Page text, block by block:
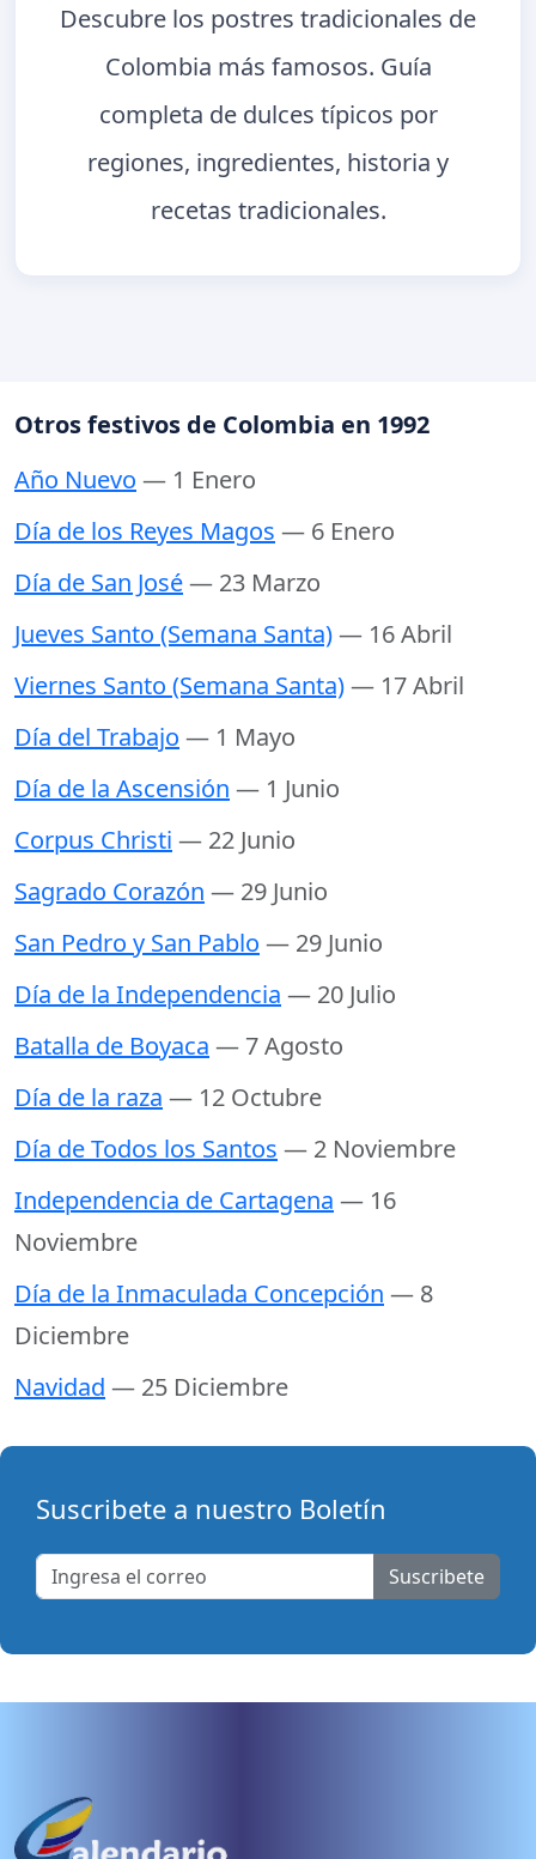
Descubre los postres tradicionales de
Colombia más famosos. Guía
completa de dulces típicos por
regiones, ingredientes, historia y
recetas tradicionales.
Otros festivos de Colombia en 1992
Año Nuevo — 1 Enero
Día de los Reyes Magos — 6 Enero
Día de San José— 23 Marzo
Jueves Santo (Semana Santa)— 16 Abril
Viernes Santo (Semana Santa)— 17 Abril
Día del Trabajo — 1 Mayo
Día de la Ascensión — 1 Junio
Corpus Christi — 22 Junio
Sagrado Corazón — 29 Junio
San Pedro y San Pablo — 29 Junio
Día de la Independencia — 20 Julio
Batalla de Boyaca — 7 Agosto
Día de la raza — 12 Octubre
Día de Todos los Santos — 2 Noviembre
Independencia de Cartagena — 16
Noviembre
Día de la Inmaculada Concepción — 8
Diciembre
Navidad — 25 Diciembre
Suscribete a nuestro Boletín
Suscribete